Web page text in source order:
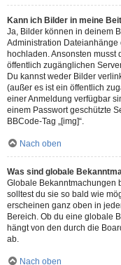
Kann ich Bilder in meine
Ja, Bilder können in deinem
Administration
hochladen. Ansonsten
öffentlich zugänglichen
Du kannst weder Bilder
(außer es ist ein öffentlich
einer Anmeldung verfügbar
einem Passwort geschützte
BBCode-Tag „[img]“.
Nach oben
Was sind globale
Globale Bekanntmachungen
solltest du sie so bald wie
erscheinen ganz oben in
Bereich. Ob du eine globale
hängt von den durch die
ab.
Nach oben